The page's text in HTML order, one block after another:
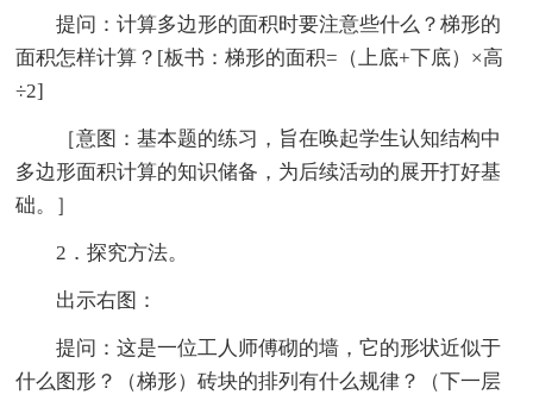
提问：计算多边形的面积时要注意些什么？梯形的
面积怎样计算？[板书：梯形的面积=（上底+下底）×高
÷2]
［意图：基本题的练习，旨在唤起学生认知结构中
多边形面积计算的知识储备，为后续活动的展开打好基
础。］
2．探究方法。
出示右图：
提问：这是一位工人师傅砌的墙，它的形状近似于
什么图形？（梯形）砖块的排列有什么规律？（下一层